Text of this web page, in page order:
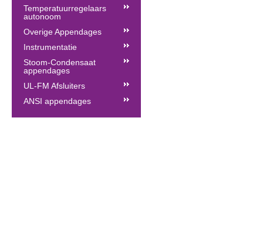
Temperatuurregelaars
autonoom
Overige Appendages
Instrumentatie
Stoom-Condensaat
appendages
UL-FM Afsluiters
ANSI appendages